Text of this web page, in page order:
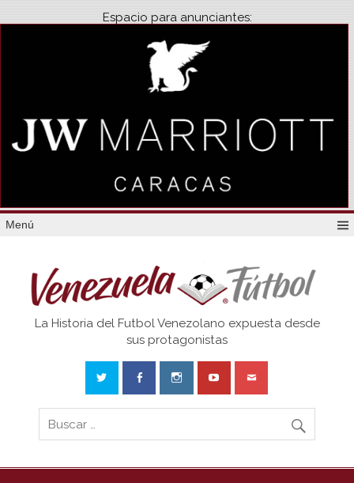
Espacio para anunciantes:
Menú
Venezuela
La Historia del Futbol Venezolano expuesta desde
sus protagonistas